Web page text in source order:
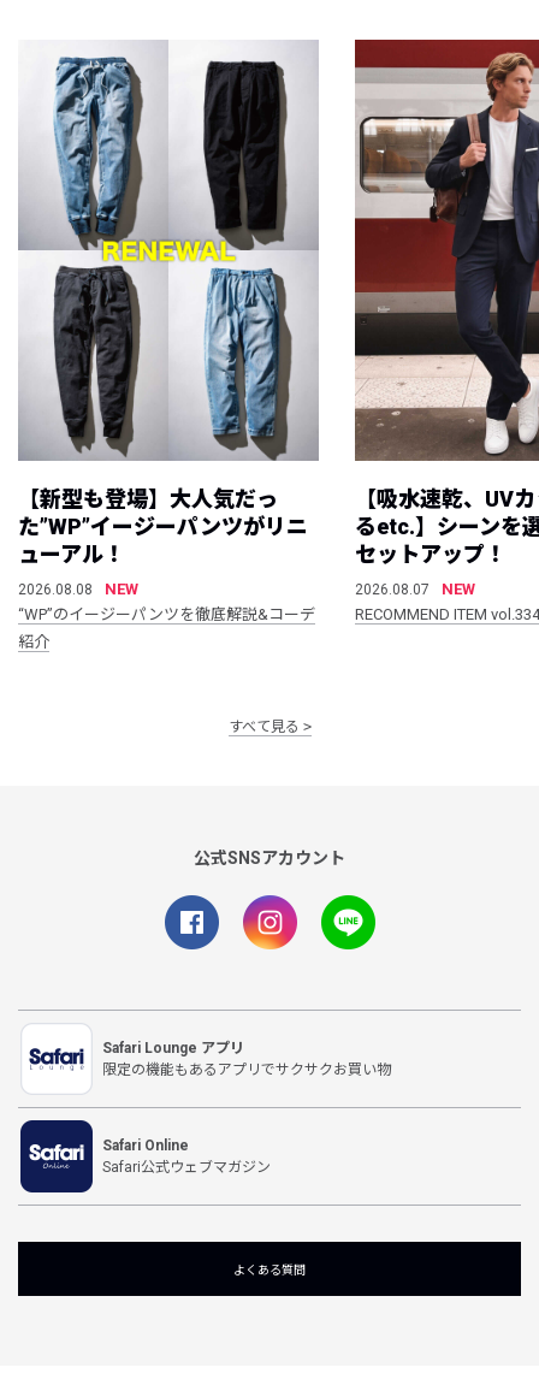
【新型も登場】大人気だっ
た”WP”イージーパンツがリニ
ューアル！
2026.08.08
NEW
“WP”のイージーパンツを徹底解説&コーデ
紹介
【吸水速乾、UV
るetc.】シーンを
セットアップ！
2026.08.07
NEW
RECOMMEND ITEM vol.334
すべて見る
公式SNSアカウント
Safari Lounge アプリ
限定の機能もあるアプリでサクサクお買い物
Safari Online
Safari公式ウェブマガジン
よくある質問